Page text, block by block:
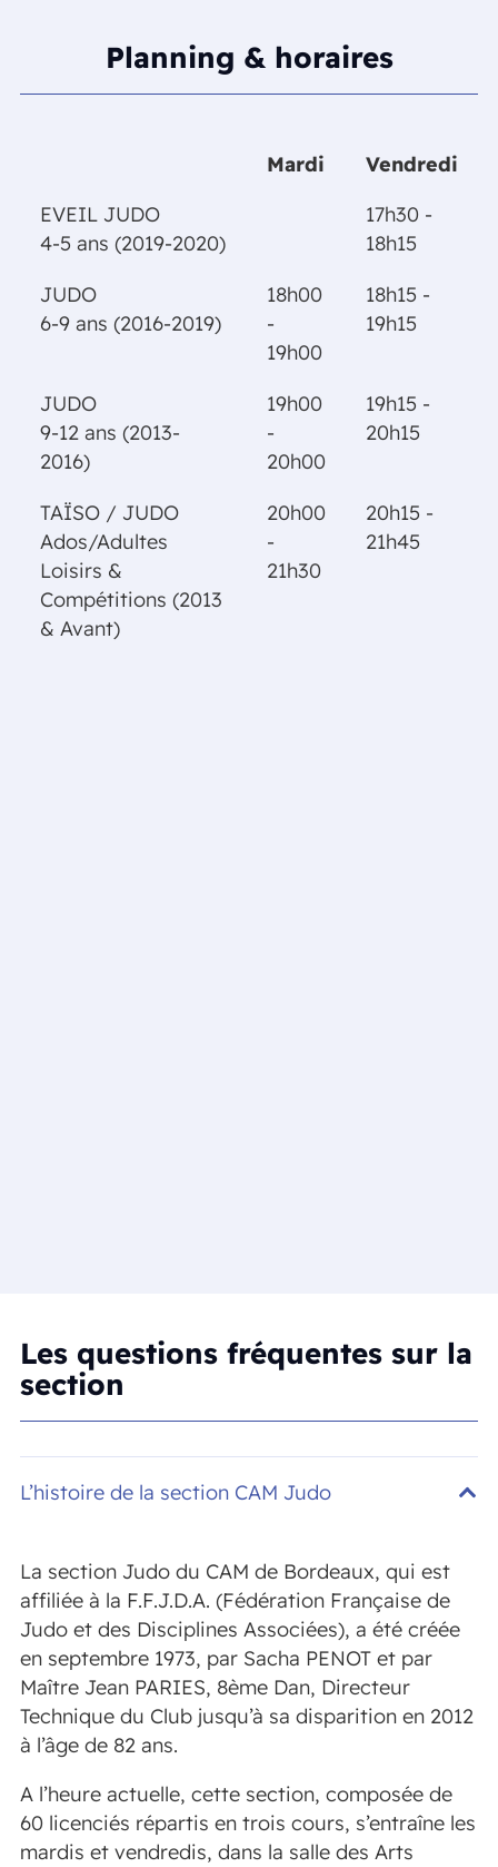
Planning & horaires
Mardi
Vendredi
Vendredi
EVEIL JUDO
4-5 ans (2019-2020)
17h30 -
18h15
JUDO
6-9 ans (2016-2019)
18h00
-
19h00
18h15 -
19h15
JUDO
9-12 ans (2013-
2016)
19h00
-
20h00
19h15 -
20h15
TAÏSO / JUDO
Ados/Adultes
Loisirs &
Compétitions (2013
& Avant)
20h00
-
21h30
20h15 -
21h45
Les questions fréquentes sur la
section
L’histoire de la section CAM Judo
La section Judo du CAM de Bordeaux, qui est
affiliée à la F.F.J.D.A. (Fédération Française de
Judo et des Disciplines Associées), a été créée
en septembre 1973, par Sacha PENOT et par
Maître Jean PARIES, 8ème Dan, Directeur
Technique du Club jusqu’à sa disparition en 2012
à l’âge de 82 ans.
A l’heure actuelle, cette section, composée de
60 licenciés répartis en trois cours, s’entraîne les
mardis et vendredis, dans la salle des Arts